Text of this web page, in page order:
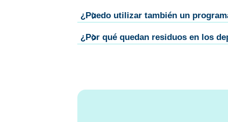
¿Puedo utilizar también un
¿Por qué quedan residuos en los